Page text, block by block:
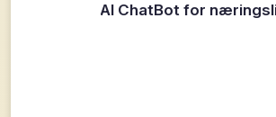
AI ChatBot for